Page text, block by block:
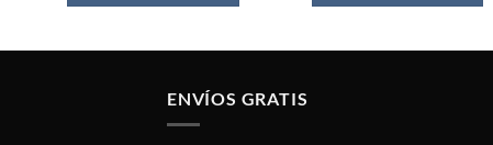
ENVÍOS GRATIS